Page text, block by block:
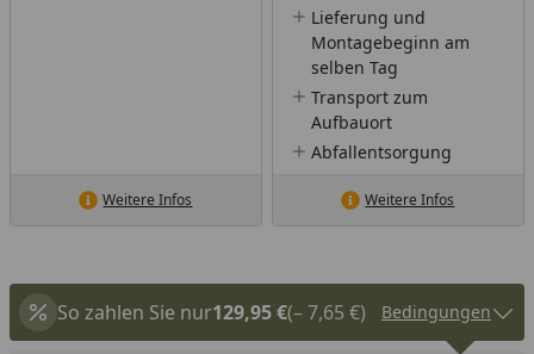
Weitere Infos
Lieferung und
Montagebeginn am
selben Tag
Transport zum
Aufbauort
Abfallentsorgung
Weitere Infos
So zahlen Sie nur129,95 €(– 7,65 €) Bedingungen